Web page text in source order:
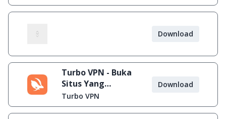
Download
Turbo VPN - Buka
Situs Yang
Diblokir
Turbo VPN
Download